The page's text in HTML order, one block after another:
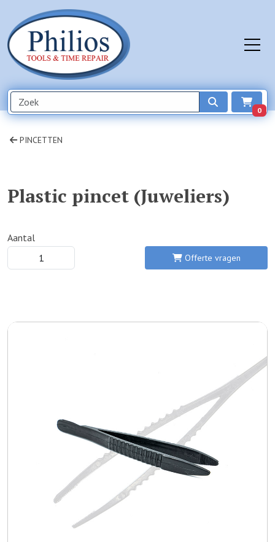
0
PINCETTEN
Plastic pincet (Juweliers)
Aantal
Offerte vragen